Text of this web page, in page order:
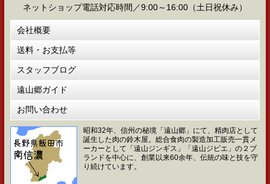
ネットショップ電話対応時間／9:00～16:00（土日祝休み）
会社概要
送料・お支払等
スタッフブログ
遠山郷ガイド
お問い合わせ
昭和32年、信州の秘境「遠山郷」にて、精肉店として
誕生した肉の鈴木屋。総合食肉の製造加工販売一貫メ
ーカーとして「遠山ジンギス」「遠山ジビエ」の２ブ
ランドを中心に、創業以来60余年、伝統の味と技を守
り続けています。